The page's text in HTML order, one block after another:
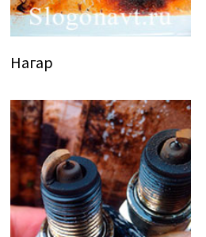
Нагар